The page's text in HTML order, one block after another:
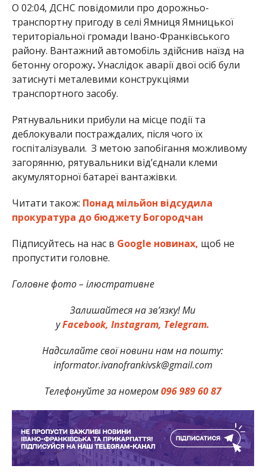
О 02:04, ДСНС повідомили про дорожньо-
транспортну пригоду в селі Ямниця Ямницької
територіальної громади Івано-Франківського
району. Вантажний автомобіль здійснив наїзд на
бетонну огорожу.Унаслідок аварії двої осіб були
затиснуті металевими конструкціями
транспортного засобу.
Рятнувальники прибули на місце події та
деблокували постраждалих, після чого їх
госпіталізували. З метою запобігання можливому
загорянню, рятувальники від’єднали клеми
акумуляторної батареї вантажівки.
Читати також: Понад мільйон відсудила
прокуратура до бюджету Богородчан
Підписуйтесь на нас в Google новинах, щоб не
пропустити головне.
Головне фото – ілюстративне
Залишайтеся на зв’язку! Ми
уFacebook, Instagram, Telegram.
Надсилайте свої новини нам на пошту:
informator.ivanofrankivsk@gmail.com
Телефонуйте за номером096 989 60 87